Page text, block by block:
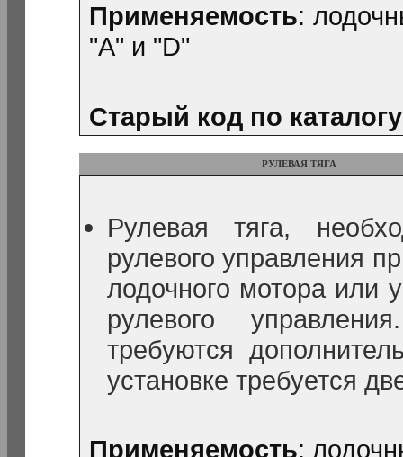
Применяемость:
"A" и "D"
Старый код по каталогу
РУЛЕВАЯ ТЯГА
Рулевая тяга,
рулевого управления
лодочного мотора или
рулевого
требуются
установке требуется
Применяемость: